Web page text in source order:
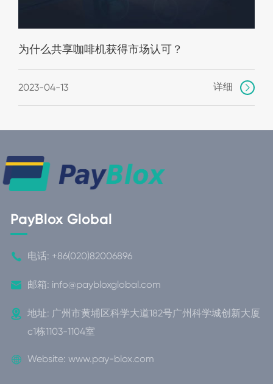
为什么共享咖啡机获得市场认可？
2023-04-13 详细 
PayBlox Global
 电话: +86(020)82006896
 邮箱: info@paybloxglobal.com
 地址: 广州市黄埔区科学大道182号广州科学城创新大厦
c1栋1103-1104室
 Website: www.pay-blox.com